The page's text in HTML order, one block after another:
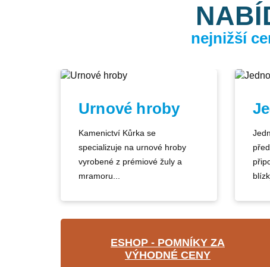
nejnižší
Urnové hroby
Kamenictví Kůrka se
specializuje na urnové hroby
vyrobené z prémiové žuly a
mramoru...
ESHOP - POMNÍKY ZA
VÝHODNÉ CENY